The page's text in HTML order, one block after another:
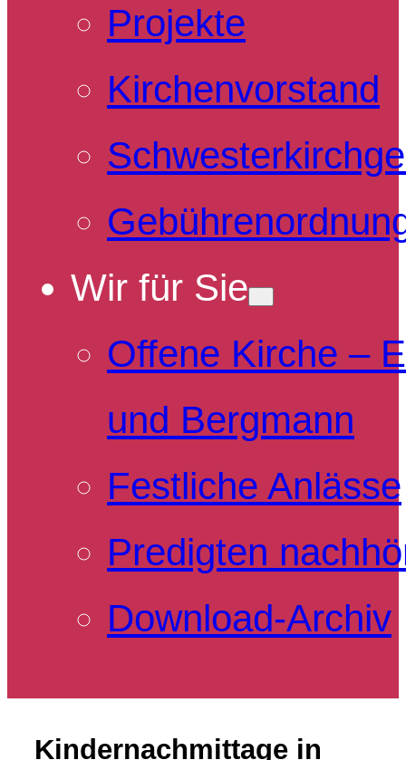
Projekte
Kirchenvorstand
Wir für Sie
Offene Kirche –
und Bergmann
Festliche Anlässe
Predigten
Download-Archiv
Kindernachmittage in